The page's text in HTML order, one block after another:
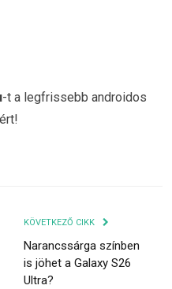
-t a legfrissebb androidos
KÖVETKEZŐ CIKK
Narancssárga színben
is jöhet a Galaxy S26
Ultra?